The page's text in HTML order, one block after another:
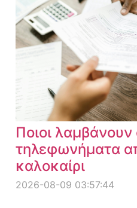
Ποιοι λαμβάνουν
τηλεφωνήματα
καλοκαίρι
2026-08-09 03:57:44